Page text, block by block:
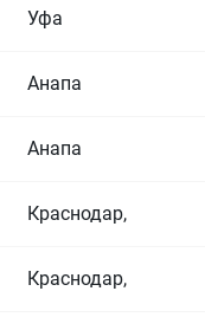
Уфа
Анапа
Анапа
Краснодар,
Краснодар,